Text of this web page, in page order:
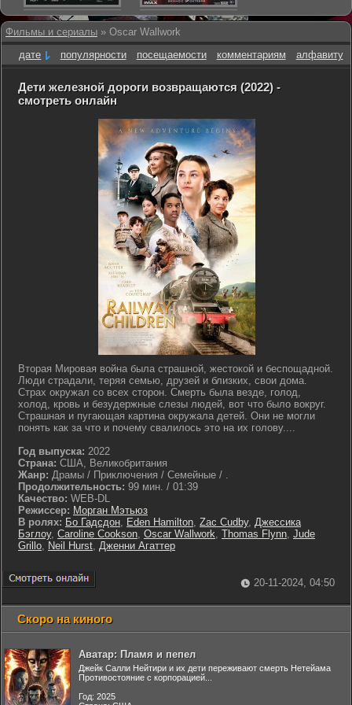
Фильмы и сериалы » Oscar Wallwork
дате
популярности посещаемости комментариям алфавиту
Дети железной дороги возвращаются (2022) -
смотреть онлайн
Вторая Мировая война была страшной, жестокой и беспощадной.
Люди страдали, теряя семью, друзей и близких, свои дома.
Страх окружал со всех сторон. Смерть была везде, голод,
холод, кровь и безудержные слезы людей, вот что было вокруг.
Страшная и пугающая картина окружала детей. Они не могли
понять как за что и почему свалилось это на их голову....
Год выпуска: 2022
Страна: США, Великобритания
Жанр: Драмы / Приключения / Семейные / .
Продолжительность: 99 мин. / 01:39
Качество: WEB-DL
Режиссер: Морган Мэтьюз
В ролях: Бо Гадсдон, Eden Hamilton, Zac Cudby, Джессика
Бэглоу, Caroline Cookson, Oscar Wallwork, Thomas Flynn, Jude
Grillo, Neil Hurst, Дженни Агаттер
20-11-2024, 04:50
Скоро на киного
Аватар: Пламя и пепел
Джейк Салли Нейтири и их дети переживают смерть Нетейама
Противостояние с корпорацией...
Год: 2025